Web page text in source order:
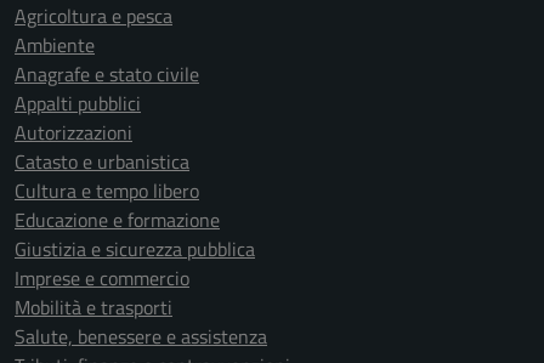
Agricoltura e pesca
Ambiente
Anagrafe e stato civile
Appalti pubblici
Autorizzazioni
Catasto e urbanistica
Cultura e tempo libero
Educazione e formazione
Giustizia e sicurezza pubblica
Imprese e commercio
Mobilità e trasporti
Salute, benessere e assistenza